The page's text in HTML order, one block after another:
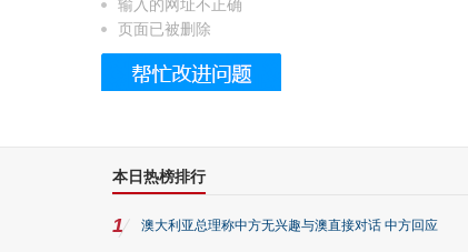
这个3.2米的长卷，还原了600岁的紫禁城
输入的网址不正确
页面已被删除
本日热榜排行
1 澳大利亚总理称中方无兴趣与澳直接对话 中方回应